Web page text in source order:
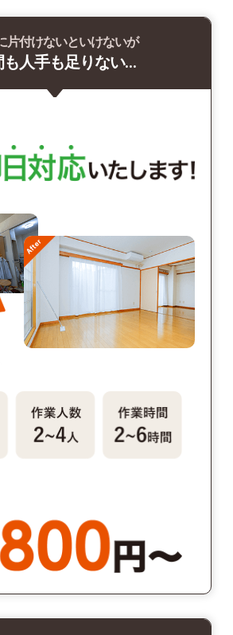
片付けないといけないが
も人手も足りない…